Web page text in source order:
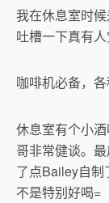
我在休息室时
吐槽一下真有
咖啡机必备，各
休息室有个小
哥非常健谈。
了点Bailey自
不是特别好喝=